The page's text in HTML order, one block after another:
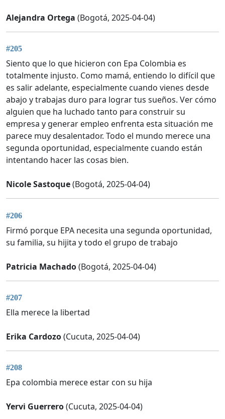
Alejandra Ortega (Bogotá, 2025-04-04)
#205
Siento que lo que hicieron con Epa Colombia es
totalmente injusto. Como mamá, entiendo lo difícil que
es salir adelante, especialmente cuando vienes desde
abajo y trabajas duro para lograr tus sueños. Ver cómo
alguien que ha luchado tanto para construir su
empresa y generar empleo enfrenta esta situación me
parece muy desalentador. Todo el mundo merece una
segunda oportunidad, especialmente cuando están
intentando hacer las cosas bien.
Nicole Sastoque(Bogotá, 2025-04-04)
#206
Firmó porque EPA necesita una segunda oportunidad,
su familia, su hijita y todo el grupo de trabajo
Patricia Machado(Bogotá, 2025-04-04)
#207
Ella merece la libertad
Erika Cardozo(Cucuta, 2025-04-04)
#208
Epa colombia merece estar con su hija
Yervi Guerrero(Cucuta, 2025-04-04)